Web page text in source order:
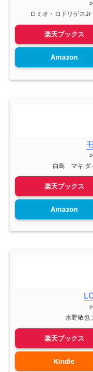
ロミオ・ロドリゲス
楽天ブックス
Amazon
白鳥 マキ ダ
楽天ブックス
Amazon
水野敬也
楽天ブックス
Kindle